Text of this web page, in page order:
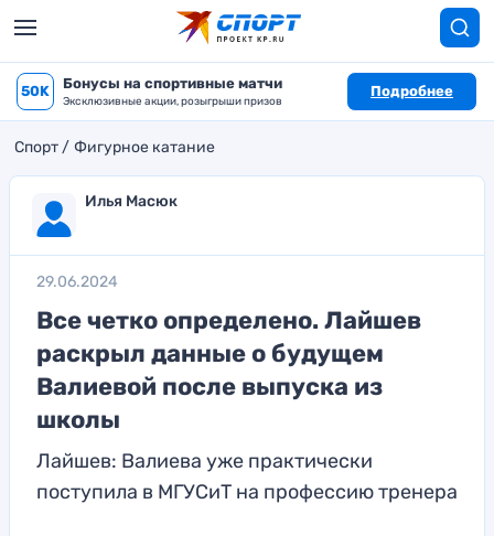
50K Бонусы на спортивные матчи
Эксклюзивные акции, розыгрыши призов
Подробнее
Спорт Фигурное катание
Илья Масюк
29.06.2024
Все четко определено. Лайшев
раскрыл данные о будущем
Валиевой после выпуска из
школы
Лайшев: Валиева уже практически
поступила в МГУСиТ на профессию тренера